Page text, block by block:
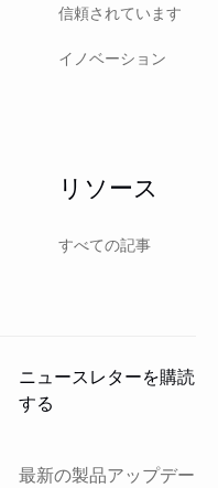
信頼されています
イノベーション
リソース
すべての記事
ニュースレターを購読
する
最新の製品アップデー